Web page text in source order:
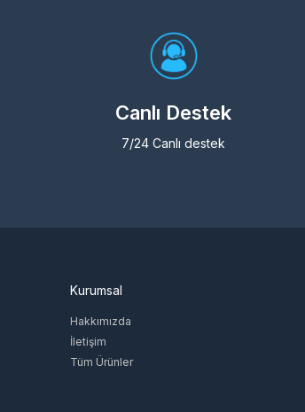
Canlı Destek
7/24 Canlı destek
Kurumsal
Hakkımızda
İletişim
Tüm Ürünler